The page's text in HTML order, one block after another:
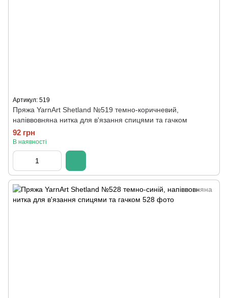
Артикул: 519
Пряжа YarnArt Shetland №519 темно-коричневий,
напіввовняна нитка для в'язання спицями та гачком
92 грн
В наявності